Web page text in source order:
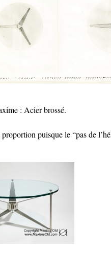
: Acier brossé.
puisque le “pas de